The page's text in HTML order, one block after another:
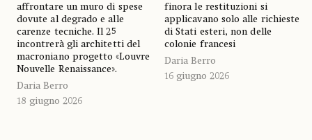
affrontare un muro di spese
dovute al degrado e alle
carenze tecniche. Il 25
incontrerà gli architetti del
macroniano progetto «Louvre
Nouvelle Renaissance».
Daria Berro
18 giugno 2026
finora le restituzioni si
applicavano solo alle richieste
di Stati esteri, non delle
colonie francesi
Daria Berro
16 giugno 2026